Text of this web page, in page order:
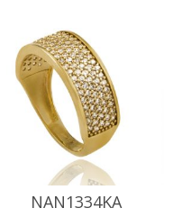
NAN1334KA